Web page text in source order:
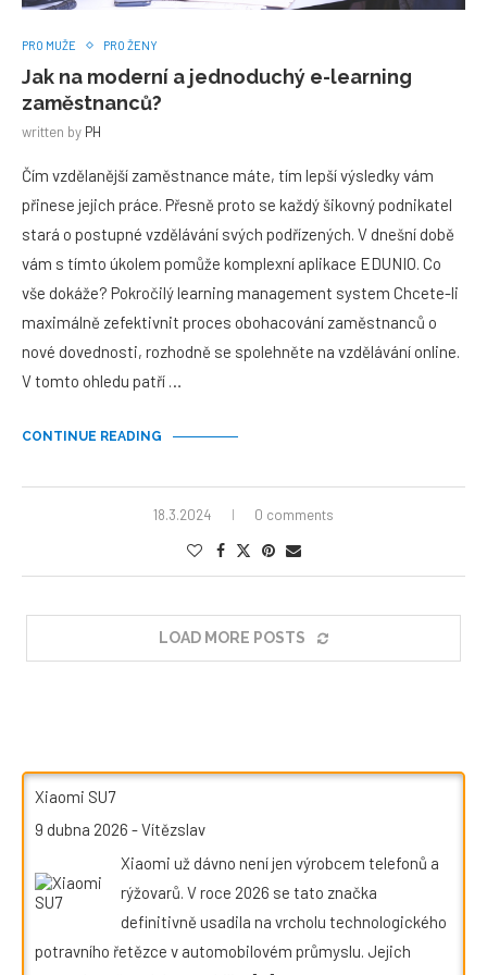
PRO MUŽE PRO ŽENY
Jak na moderní a jednoduchý e-learning
zaměstnanců?
written by PH
Čím vzdělanější zaměstnance máte, tím lepší výsledky vám
přinese jejich práce. Přesně proto se každý šikovný podnikatel
stará o postupné vzdělávání svých podřízených. V dnešní době
vám s tímto úkolem pomůže komplexní aplikace EDUNIO. Co
vše dokáže? Pokročilý learning management system Chcete-li
maximálně zefektivnit proces obohacování zaměstnanců o
nové dovednosti, rozhodně se spolehněte na vzdělávání online.
V tomto ohledu patří …
CONTINUE READING
18.3.2024 0 comments
LOAD MORE POSTS
Xiaomi SU7
9 dubna 2026 -Vítězslav
Xiaomi už dávno není jen výrobcem telefonů a
rýžovarů. V roce 2026 se tato značka
definitivně usadila na vrcholu technologického
potravního řetězce v automobilovém průmyslu. Jejich